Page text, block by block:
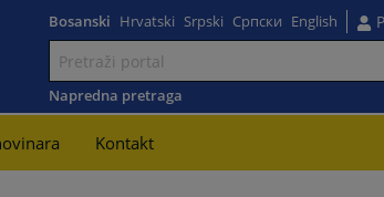
Bosanski Hrvatski Srpski Српски English
Napredna pretraga
Kontakt